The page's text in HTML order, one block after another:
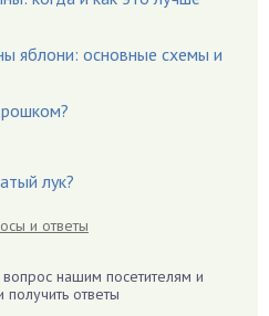
яблони: основные схемы и
лук?
и ответы
нашим посетителям и
получить ответы